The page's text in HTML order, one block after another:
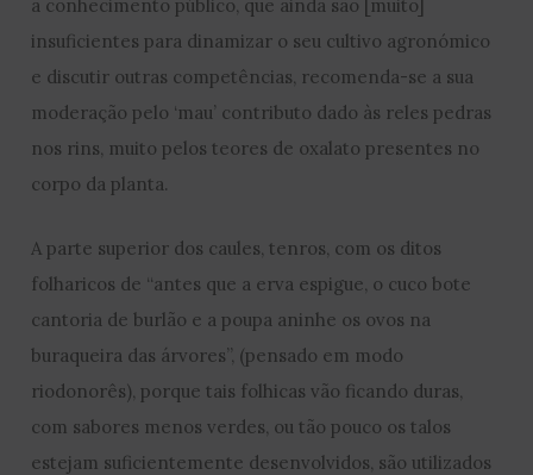
a conhecimento público, que ainda são [muito]
insuficientes para dinamizar o seu cultivo agronómico
e discutir outras competências, recomenda-se a sua
moderação pelo ‘mau’ contributo dado às reles pedras
nos rins, muito pelos teores de oxalato presentes no
corpo da planta.
A parte superior dos caules, tenros, com os ditos
folharicos de “antes que a erva espigue, o cuco bote
cantoria de burlão e a poupa aninhe os ovos na
buraqueira das árvores”, (pensado em modo
riodonorês), porque tais folhicas vão ficando duras,
com sabores menos verdes, ou tão pouco os talos
estejam suficientemente desenvolvidos, são utilizados